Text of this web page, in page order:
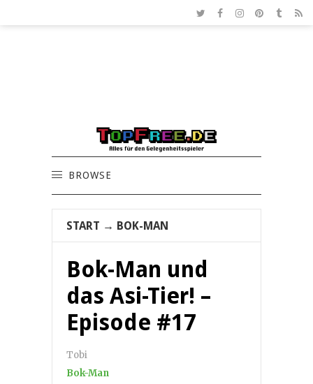
BROWSE
START → BOK-MAN
Bok-Man und
das Asi-Tier! –
Episode #17
Tobi
Bok-Man